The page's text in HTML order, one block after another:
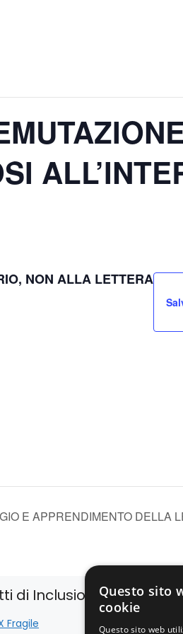
NON ALLA LETTERA
E APPRENDIMENTO DELLA
di Inclusione
Fragile Bilancio
Questo sito
cookie
Questo sito web